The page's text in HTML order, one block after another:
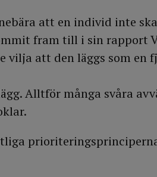
att en individ inte
fram till i sin rapport
vilja att den läggs som
Alltför många svåra